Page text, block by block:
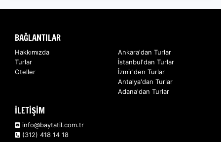
BAĞLANTILAR
Hakkımızda
Turlar
Oteller
Ankara'dan Turlar
İstanbul'dan Turlar
İzmir'den Turlar
Antalya'dan Turlar
Adana'dan Turlar
İLETİŞİM
info@baytatil.com.tr
(312) 418 14 18